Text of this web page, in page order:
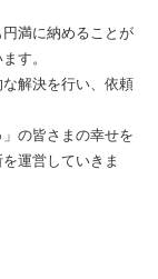
満に納めることが
す。
解決を行い、依頼
の皆さまの幸せを
運営していきま